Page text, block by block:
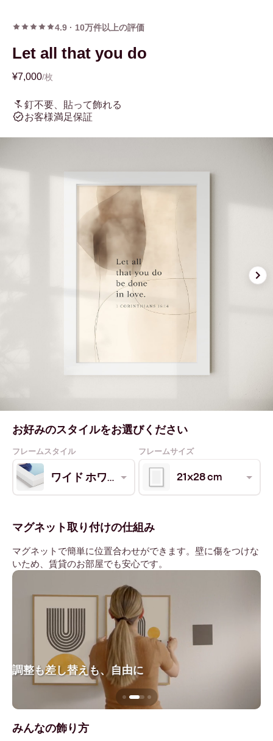
4.9 · 10万件以上の評価
Let all that you do
¥7,000/枚
釘不要、貼って飾れる
お客様満足保証
お好みのスタイルをお選びください
フレームスタイル フレームサイズ
ワイド ホワイト 21x28 cm
マグネット取り付けの仕組み
マグネットで簡単に位置合わせができます。壁に傷をつけな
いため、賃貸のお部屋でも安心です。
調整も差し替えも、自由に
みんなの飾り方